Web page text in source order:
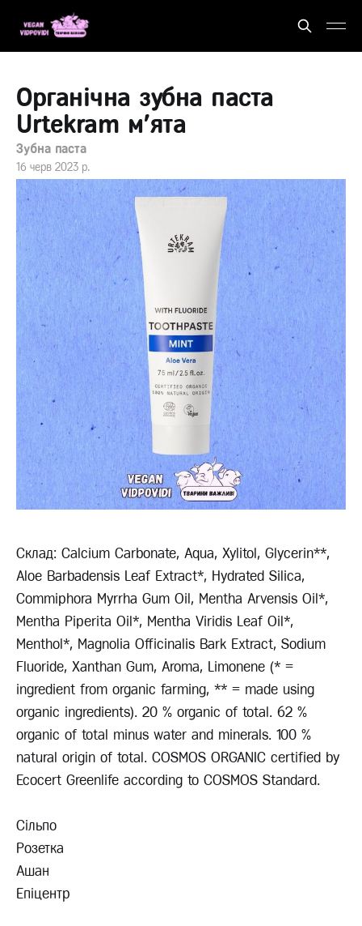
Органічна зубна паста
Urtekram м'ята
Зубна паста
16 черв 2023 р.
Склад: Calcium Carbonate, Aqua, Xylitol, Glycerin**,
Aloe Barbadensis Leaf Extract*, Hydrated Silica,
Commiphora Myrrha Gum Oil, Mentha Arvensis Oil*,
Mentha Piperita Oil*, Mentha Viridis Leaf Oil*,
Menthol*, Magnolia Officinalis Bark Extract, Sodium
Fluoride, Xanthan Gum, Aroma, Limonene (* =
ingredient from organic farming, ** = made using
organic ingredients). 20 % organic of total. 62 %
organic of total minus water and minerals. 100 %
natural origin of total. COSMOS ORGANIC certified by
Ecocert Greenlife according to COSMOS Standard.
Сільпо
Розетка
Ашан
Епіцентр